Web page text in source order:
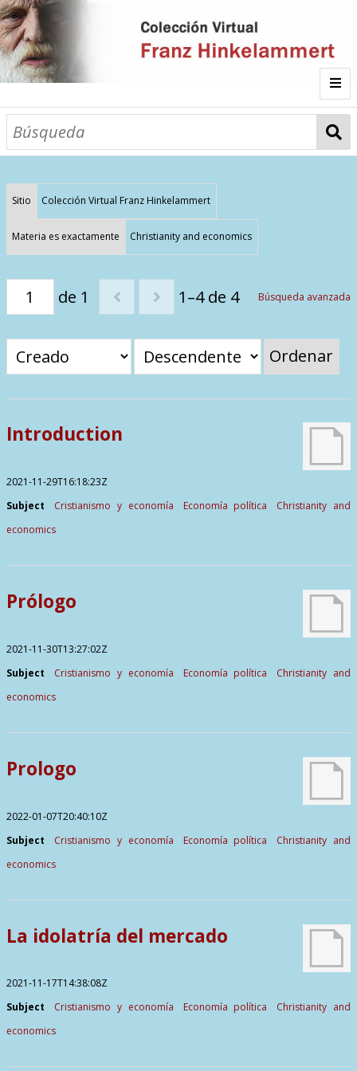
Inicio
Categorías
Todos los documentos
Materias
Sitios de Interés
Contactos
Fichas
Sitio Colección Virtual Franz Hinkelammert
Materia es exactamente Christianity and economics
de 1 1–4 de 4 Búsqueda avanzada
Ordenar
Introduction
2021-11-29T16:18:23Z
Subject
Cristianismo y economía Economía política
Christianity and
economics
Prólogo
2021-11-30T13:27:02Z
Subject
Cristianismo y economía Economía política
Christianity and
economics
Prologo
2022-01-07T20:40:10Z
Subject
Cristianismo y economía Economía política
Christianity and
economics
La idolatría del mercado
2021-11-17T14:38:08Z
Subject
Cristianismo y economía Economía política
Christianity and
economics